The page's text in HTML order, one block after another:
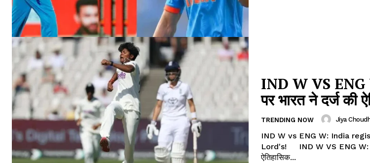
SUBSCRIBE NOW
IND W VS
पर भारत ने दर्ज की
TRENDING NOW Jiya
IND W vs ENG W: India
Lord's! IND W VS ENG W: भारतीय महिला क्रिकेट टीम ने लॉर्ड्स के
ऐतिहासिक...